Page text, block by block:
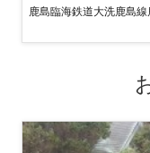
鹿島臨海鉄道大洗鹿島線